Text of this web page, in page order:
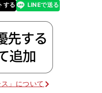
する
line LINEで送る
」について